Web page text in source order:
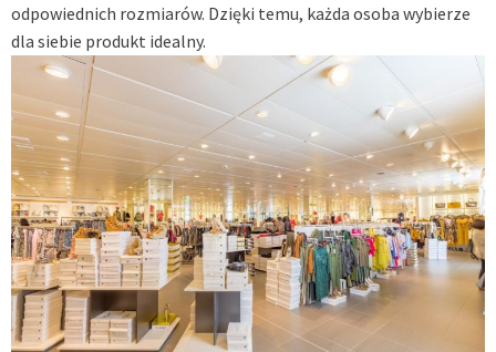
odpowiednich rozmiarów. Dzięki temu, każda osoba wybierze
dla siebie produkt idealny.